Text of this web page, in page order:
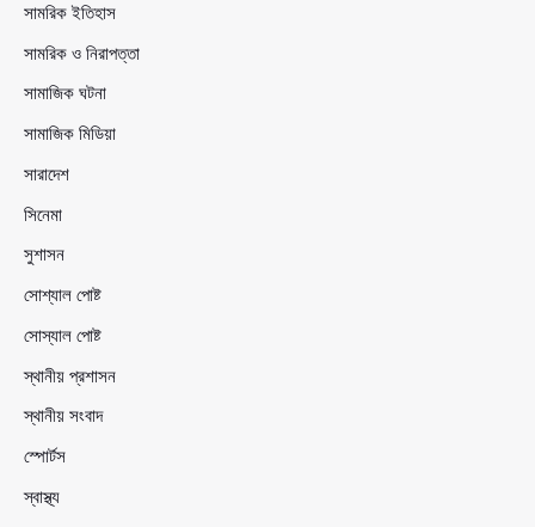
সামরিক ইতিহাস
সামরিক ও নিরাপত্তা
সামাজিক ঘটনা
সামাজিক মিডিয়া
সারাদেশ
সিনেমা
সুশাসন
সোশ্যাল পোষ্ট
সোস্যাল পোষ্ট
স্থানীয় প্রশাসন
স্থানীয় সংবাদ
স্পোর্টস
স্বাস্থ্য